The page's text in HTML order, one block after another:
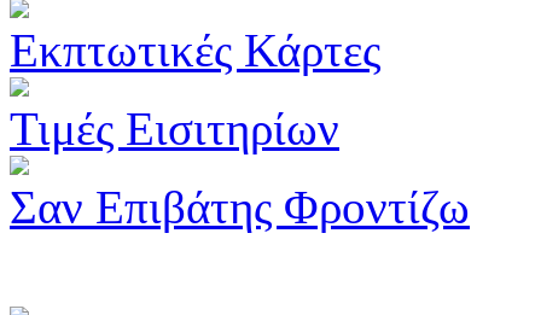
Εκπτωτικές Κάρτες
Τιμές Εισιτηρίων
Σαν Επιβάτης Φροντίζω